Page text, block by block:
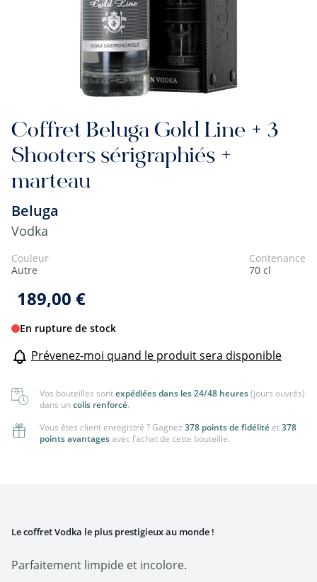
Coffret Beluga Gold Line + 3
Shooters sérigraphiés +
marteau
Beluga
Vodka
Couleur
Autre
Contenance
70 cl
189,00 €
En rupture de stock
Prévenez-moi quand le produit sera disponible
Vos bouteilles sontexpédiées dans les 24/48 heures(jours ouvrés)
dans uncolis renforcé.
Vous êtes client enregistré ? Gagnez 378 points de fidélité et378
points avantagesavec l’achat de cette bouteille.
Le coffret Vodka le plus prestigieux au monde !
Parfaitement limpide et incolore.